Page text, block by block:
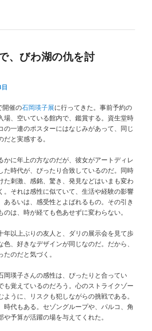
、びわ湖の仇を討
開催の石岡瑛子展に行ってきた。事前予約の
場、空いている館内で、鑑賞する。資生堂時
の一連のポスターにはなじみがあって、同じ
と実感する。
かに年上の方なのだが、彼女がアートディレ
た時代が、ぴったり合致しているのだ。同時
た刺激、感銘、驚き、発見などはいまも変わ
。それは感性に似ていて、生活や経験の影響
あるいは、感受性とよばれるもの。その引き
は、時が経ても色あせずに変わらない。
年以上ぶりの友人と、ダリの展示会を見て歩
色、好きなデザインが同じなのだ。だから、
のだと気づく。
岡瑛子さんの感性は、ぴったりと合ってい
も覚えているのだろう。心のストライクゾー
ように、リスクも犯しながらの挑戦である。
時代もある。セゾングループや、パルコ、角
や予算が活躍の場を与えてくれた。